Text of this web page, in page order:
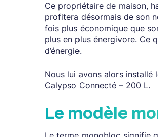
Ce propriétaire de maison,
profitera désormais de son
fois plus économique que
plus en plus énergivore. Ce
d’énergie.
Nous lui avons alors
Calypso Connecté – 200 L.
Le modèle